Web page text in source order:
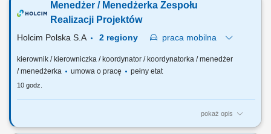
numerycznej mapy linii kolejowych oraz bazy danych w systemie na
podstawie danych zasobu Kolejowego Ośrodka Dokumentacji,
Menedżer / Menedżerka Zespołu
Realizacji Projektów
Holcim Polska S.A praca mobilna
kierownik / kierowniczka / koordynator / koordynatorka / menedżer
/ menedżerka
umowa o pracę pełny etat
10 godz.
pokaż opis
Zakres obowiązków: Zarządzanie realizacją strategicznych projektów